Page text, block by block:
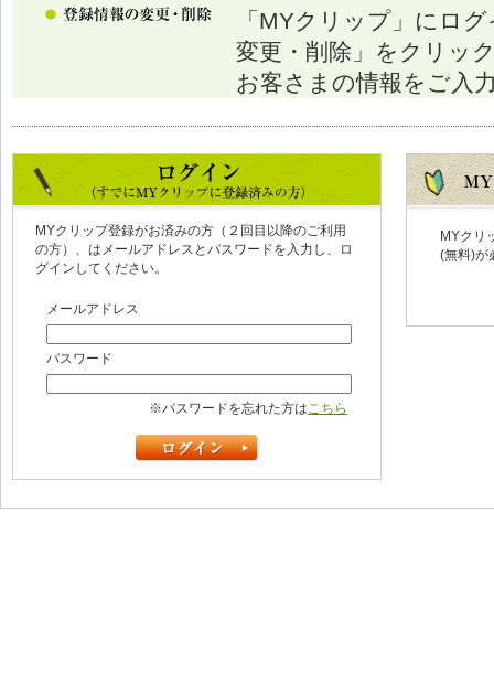
「MYクリップ」にロ
変更・削除」をクリッ
お客さまの情報をご入
MYクリップ登録がお済みの方（２回目以降のご利用
の方）、はメールアドレスとパスワードを入力し、ロ
グインしてください。
メールアドレス
パスワード
※パスワードを忘れた方はこちら
MYクリ
(無料)が